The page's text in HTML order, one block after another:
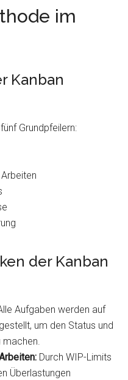
im
Kanban
Grundpfeilern:
der Kanban
Aufgaben werden auf
um den Status und
machen.
Durch WIP-Limits
Überlastungen